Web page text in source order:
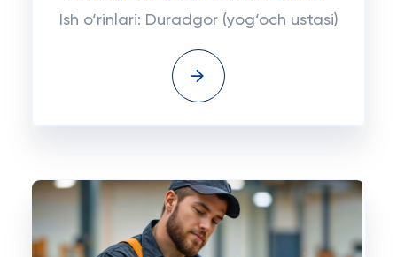
Ish o‘rinlari: Duradgor (yog‘och ustasi)